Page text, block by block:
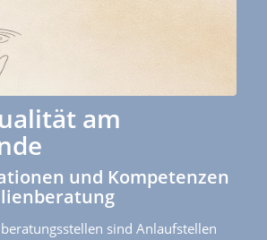
am
und Kompetenzen
sind Anlaufstellen